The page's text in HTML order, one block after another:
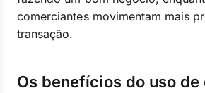
comerciantes movimentam mais
transação.
Os benefícios do uso